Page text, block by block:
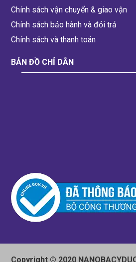
Chính sách vận chuyển & giao vận
Chính sách bảo hành và đỏi trả
Chính sách và thanh toán
BẢN ĐỒ CHỈ DẪN
Copyright © 2020